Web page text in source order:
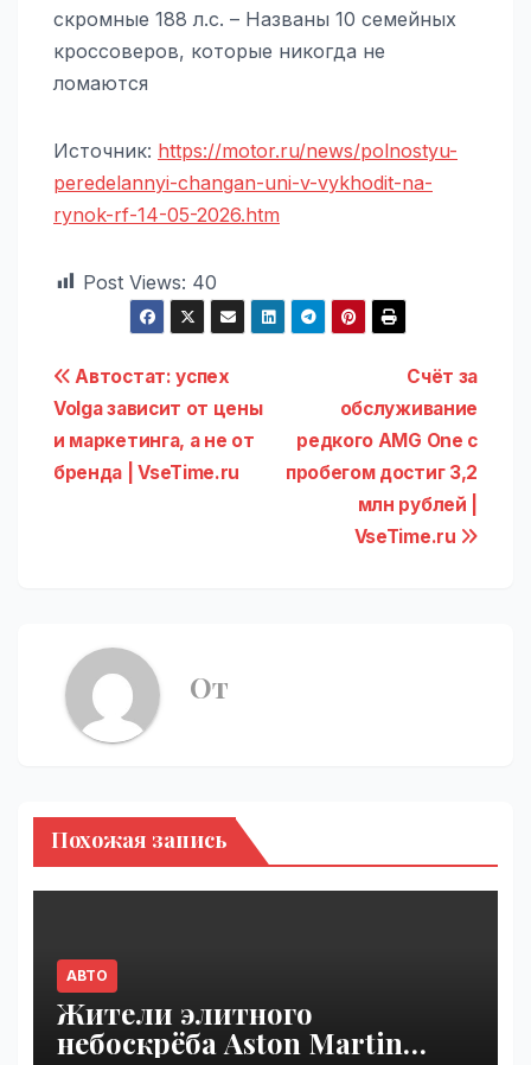
скромные 188 л.с. – Названы 10 семейных
кроссоверов, которые никогда не
ломаются
Источник: https://motor.ru/news/polnostyu-
peredelannyi-changan-uni-v-vykhodit-na-
rynok-rf-14-05-2026.htm
Post Views: 40
Навигация
по
записям
Счёт за
обслуживание
редкого AMG One с
пробегом достиг 3,2
млн рублей |
VseTime.ru
Автостат: успех
Volga зависит от цены
и маркетинга, а не от
бренда | VseTime.ru
От
Похожая запись
АВТО
Жители элитного
небоскрёба Aston Martin